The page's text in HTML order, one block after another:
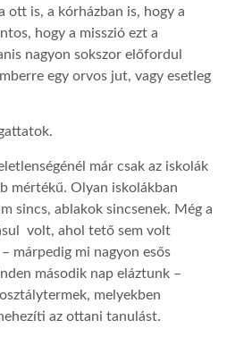
is, a kórházban is, hogy a
hogy a misszió ezt a
nagyon sokszor előfordul
egy orvos jut, vagy esetleg
már csak az iskolák
mértékű. Olyan iskolákban
sincs, ablakok sincsenek. Még a
volt, ahol tető sem volt
márpedig mi nagyon esős
második nap eláztunk –
melyekben
az ottani tanulást.